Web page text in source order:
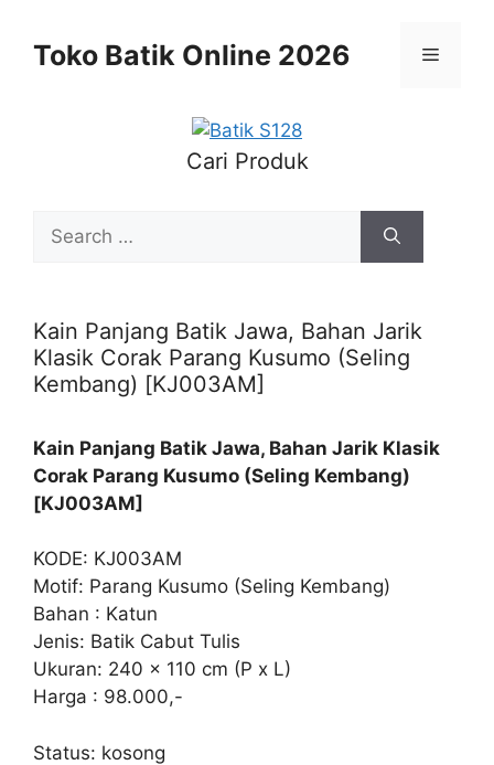
contentToko Batik Online 2026 Menu
Cari Produk
for:
Kain Panjang Batik Jawa, Bahan Jarik
Klasik Corak Parang Kusumo (Seling
Kembang) [KJ003AM]
Kain Panjang Batik Jawa, Bahan Jarik Klasik
Corak Parang Kusumo (Seling Kembang)
[KJ003AM]
KODE: KJ003AM
Motif: Parang Kusumo (Seling Kembang)
Bahan : Katun
Jenis: Batik Cabut Tulis
Ukuran: 240 x 110 cm (P x L)
Harga : 98.000,-
Status: kosong